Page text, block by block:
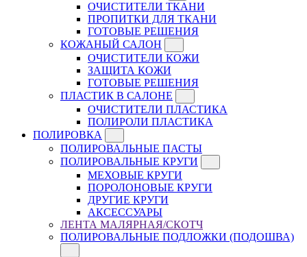
ОЧИСТИТЕЛИ ТКАНИ
ПРОПИТКИ ДЛЯ ТКАНИ
ГОТОВЫЕ РЕШЕНИЯ
КОЖАНЫЙ САЛОН
ОЧИСТИТЕЛИ КОЖИ
ЗАЩИТА КОЖИ
ГОТОВЫЕ РЕШЕНИЯ
ПЛАСТИК В САЛОНЕ
ОЧИСТИТЕЛИ ПЛАСТИКА
ПОЛИРОЛИ ПЛАСТИКА
ПОЛИРОВКА
ПОЛИРОВАЛЬНЫЕ ПАСТЫ
ПОЛИРОВАЛЬНЫЕ КРУГИ
МЕХОВЫЕ КРУГИ
ПОРОЛОНОВЫЕ КРУГИ
ДРУГИЕ КРУГИ
АКСЕССУАРЫ
ЛЕНТА МАЛЯРНАЯ/СКОТЧ
ПОЛИРОВАЛЬНЫЕ ПОДЛОЖКИ (ПОДОШВА)